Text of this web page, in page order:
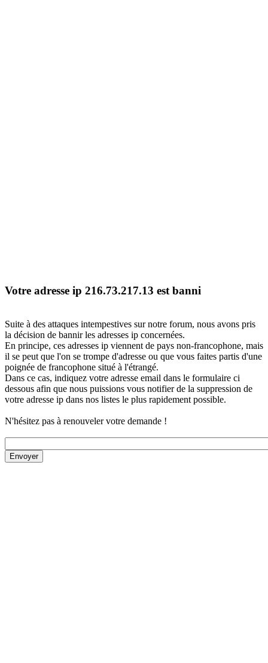
Votre adresse ip 216.73.217.13 est banni
Suite à des attaques intempestives sur notre forum, nous avons pris
la décision de bannir les adresses ip concernées.
En principe, ces adresses ip viennent de pays non-francophone, mais
il se peut que l'on se trompe d'adresse ou que vous faites partis d'une
poignée de francophone situé à l'étrangé.
Dans ce cas, indiquez votre adresse email dans le formulaire ci
dessous afin que nous puissions vous notifier de la suppression de
votre adresse ip dans nos listes le plus rapidement possible.
N'hésitez pas à renouveler votre demande !